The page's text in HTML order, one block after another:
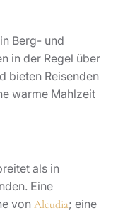
Berg- und
in der Regel über
bieten Reisenden
warme Mahlzeit
als in
Eine
von Alcudia; eine